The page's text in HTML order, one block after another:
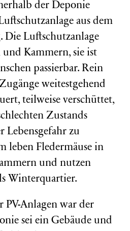
der Deponie
aus dem
Die Luftschutzanlage
und Kammern, sie ist
passierbar. Rein
weitestgehend
teilweise verschüttet,
Zustands
Lebensgefahr zu
leben Fledermäuse in
und nutzen
Winterquartier.
PV-Anlagen war der
sei ein Gebäude und